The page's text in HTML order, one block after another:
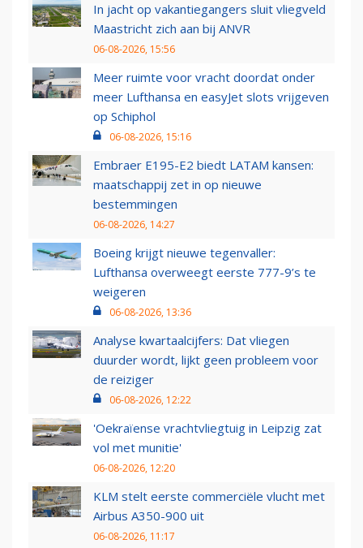
In jacht op vakantiegangers sluit vliegveld
Maastricht zich aan bij ANVR
06-08-2026, 15:56
Meer ruimte voor vracht doordat onder
meer Lufthansa en easyJet slots vrijgeven
op Schiphol
06-08-2026, 15:16
Embraer E195-E2 biedt LATAM kansen:
maatschappij zet in op nieuwe
bestemmingen
06-08-2026, 14:27
Boeing krijgt nieuwe tegenvaller:
Lufthansa overweegt eerste 777-9’s te
weigeren
06-08-2026, 13:36
Analyse kwartaalcijfers: Dat vliegen
duurder wordt, lijkt geen probleem voor
de reiziger
06-08-2026, 12:22
'Oekraïense vrachtvliegtuig in Leipzig zat
vol met munitie'
06-08-2026, 12:20
KLM stelt eerste commerciële vlucht met
Airbus A350-900 uit
06-08-2026, 11:17